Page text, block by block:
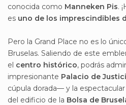
conocida como Manneken Pis.
es uno de los imprescindibles
Pero la Grand Place no es lo
Bruselas. Saliendo de este
el centro histórico, podrás
impresionante Palacio de
cúpula dorada— y la
del edificio de la Bolsa de